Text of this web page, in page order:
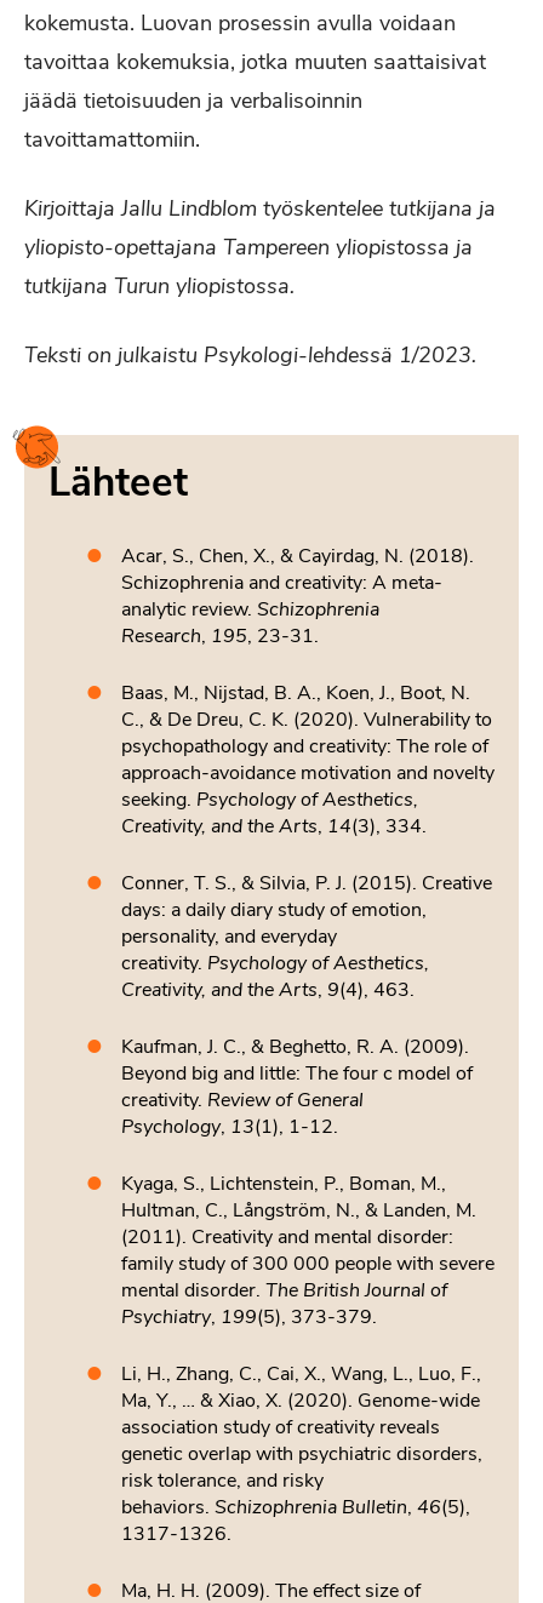
kokemusta. Luovan prosessin avulla voidaan
tavoittaa kokemuksia, jotka muuten saattaisivat
jäädä tietoisuuden ja verbalisoinnin
tavoittamattomiin.
Kirjoittaja Jallu Lindblom työskentelee tutkijana ja
yliopisto-opettajana Tampereen yliopistossa ja
tutkijana Turun yliopistossa.
Teksti on julkaistu Psykologi-lehdessä 1/2023.
Lähteet
Acar, S., Chen, X., & Cayirdag, N. (2018).
Schizophrenia and creativity: A meta-
analytic review. Schizophrenia
Research, 195, 23-31.
Baas, M., Nijstad, B. A., Koen, J., Boot, N.
C., & De Dreu, C. K. (2020). Vulnerability to
psychopathology and creativity: The role of
approach-avoidance motivation and novelty
seeking. Psychology of Aesthetics,
Creativity, and the Arts, 14(3), 334.
Conner, T. S., & Silvia, P. J. (2015). Creative
days: a daily diary study of emotion,
personality, and everyday
creativity. Psychology of Aesthetics,
Creativity, and the Arts, 9(4), 463.
Kaufman, J. C., & Beghetto, R. A. (2009).
Beyond big and little: The four c model of
creativity. Review of General
Psychology, 13(1), 1-12.
Kyaga, S., Lichtenstein, P., Boman, M.,
Hultman, C., Långström, N., & Landen, M.
(2011). Creativity and mental disorder:
family study of 300 000 people with severe
mental disorder. The British Journal of
Psychiatry, 199(5), 373-379.
Li, H., Zhang, C., Cai, X., Wang, L., Luo, F.,
Ma, Y., … & Xiao, X. (2020). Genome-wide
association study of creativity reveals
genetic overlap with psychiatric disorders,
risk tolerance, and risky
behaviors. Schizophrenia Bulletin, 46(5),
1317-1326.
Ma, H. H. (2009). The effect size of